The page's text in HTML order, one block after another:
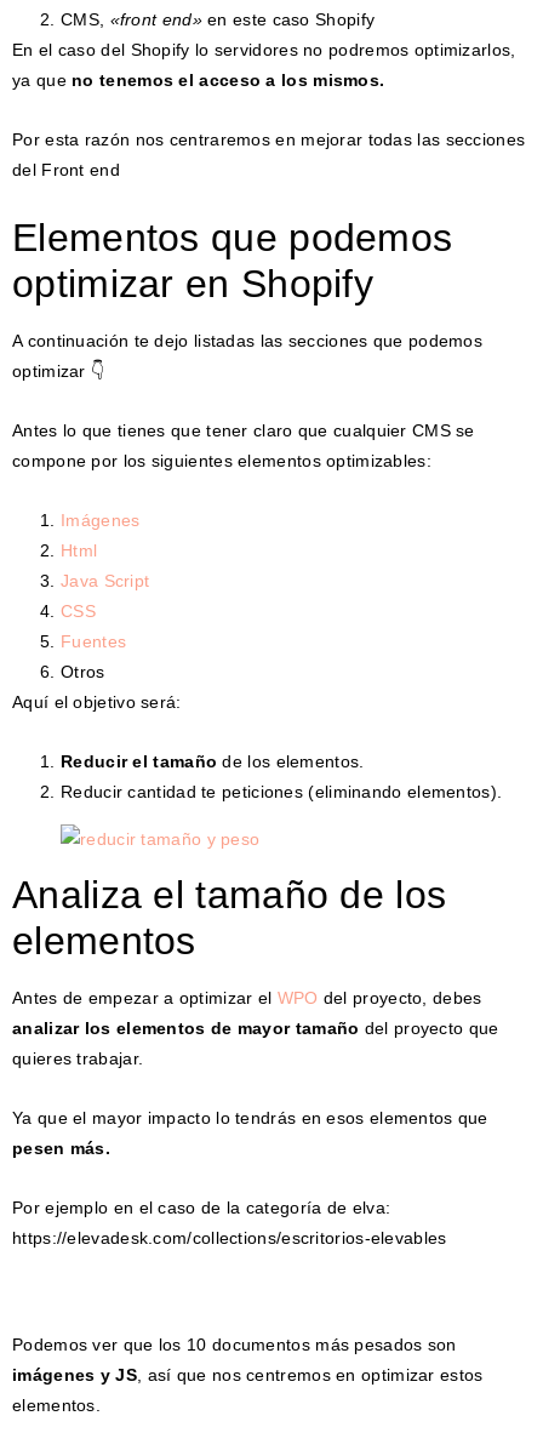
CMS, «front end»en este caso Shopify
En el caso del Shopify lo servidores no podremos optimizarlos,
ya que no tenemos el acceso a los mismos.
Por esta razón nos centraremos en mejorar todas las secciones
del Front end
Elementos que podemos
optimizar en Shopify
A continuación te dejo listadas las secciones que podemos
optimizar 👇
Antes lo que tienes que tener claro que cualquier CMS se
compone por los siguientes elementos optimizables:
Imágenes
Html
Java Script
CSS
Fuentes
Otros
Aquí el objetivo será:
Reducir el tamaño de los elementos.
Reducir cantidad te peticiones (eliminando elementos).
Analiza el tamaño de los
elementos
Antes de empezar a optimizar el WPO del proyecto, debes
analizar los elementos de mayor tamaño del proyecto que
quieres trabajar.
Ya que el mayor impacto lo tendrás en esos elementos que
pesen más.
Por ejemplo en el caso de la categoría de elva:
https://elevadesk.com/collections/escritorios-elevables
Podemos ver que los 10 documentos más pesados son
imágenes y JS, así que nos centremos en optimizar estos
elementos.